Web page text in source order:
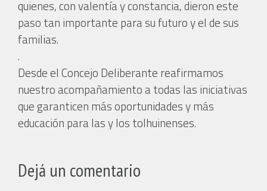
quienes, con valentía y constancia, dieron este
paso tan importante para su futuro y el de sus
familias.
.
Desde el Concejo Deliberante reafirmamos
nuestro acompañamiento a todas las iniciativas
que garanticen más oportunidades y más
educación para las y los tolhuinenses.
Dejá un comentario